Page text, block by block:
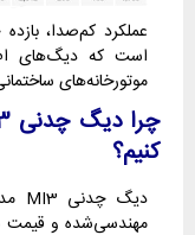
عملکرد کم‌صدا،
است که دیگ‌های ام
موتورخانه‌های
کنیم؟
مهندسی‌شده و قیمت